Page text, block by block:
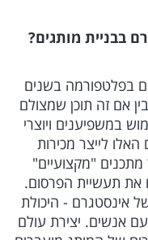
בבניית מותגים?
בפלטפורמה בשנים
אם זה תוכן שמצולם
במשפיענים ויוצרי
האלו לייצר מכירות
"מקצועיים"
את תעשיית הפרסום.
אינסטגרם - היכולת
אנשים. יצירת עולם